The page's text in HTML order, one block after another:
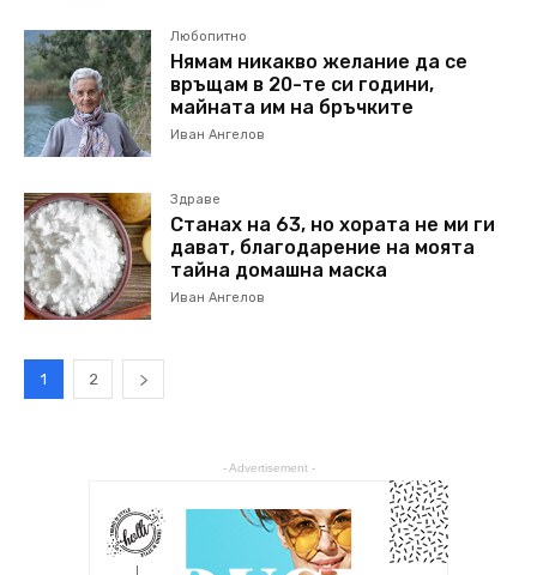
Любопитно
Нямам никакво желание да се
връщам в 20-те си години,
майната им на бръчките
Иван Ангелов
Здраве
Станах на 63, но хората не ми ги
дават, благодарение на моята
тайна домашна маска
Иван Ангелов
1 2
- Advertisement -